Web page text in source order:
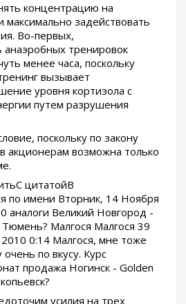
концентрацию на
задействовать
Во-первых,
тренировок
менее часа, поскольку
вызывает
уровня кортизола с
путем разрушения
поскольку по закону
акционерам возможна только
цитатойВ
по имени Вторник, 14 Ноября
аналоги Великий Новгород -
Малгося Малгося 39
0:14 Малгося, мне тоже
по вкусу. Курс
продажа Ногинск - Golden
усилия на трех